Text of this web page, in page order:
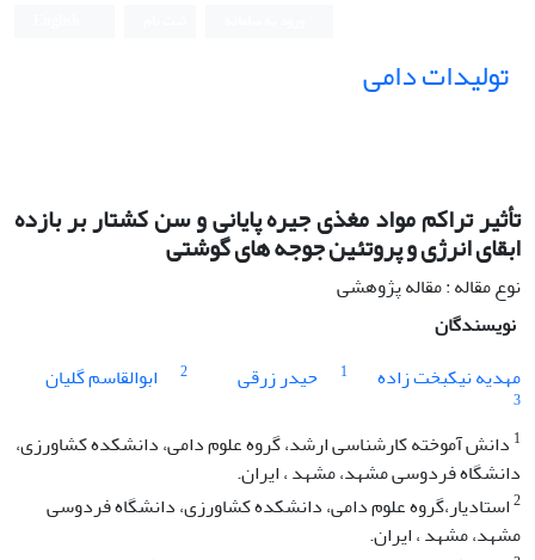
تولیدات دامی
تأثیر تراکم مواد مغذی جیره پایانی و سن کشتار بر بازده
ابقای انرژی و پروتئین جوجه های گوشتی
نوع مقاله : مقاله پژوهشی
نویسندگان
مهدیه نیکبخت زاده
1 حیدر زرقی 2 ابوالقاسم گلیان
3
1 دانش آموخته کارشناسی ارشد، گروه علوم دامی، دانشکده کشاورزی،
دانشگاه فردوسی مشهد، مشهد ، ایران.
2استادیار،گروه علوم دامی، دانشکده کشاورزی، دانشگاه فردوسی
مشهد، مشهد ، ایران.